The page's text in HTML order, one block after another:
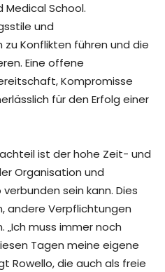
Medical School.
und
Konflikten führen und die
Eine offene
Kompromisse
für den Erfolg einer
ist der hohe Zeit- und
Organisation und
sein kann. Dies
andere Verpflichtungen
„Ich muss immer noch
Tagen meine eigene
Rowello, die auch als freie